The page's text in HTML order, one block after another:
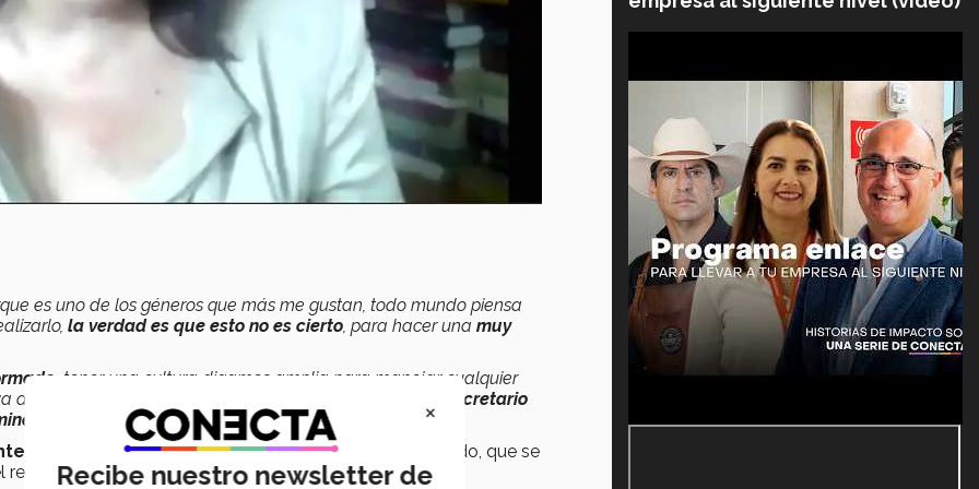
es uno de los géneros que más me gustan, todo mundo piensa
la verdad es que esto no es cierto, para hacer una muy
tener una cultura digamos amplia para manejar cualquier
a tocar ir a entrevistar a algún
funcionario público, al secretario
político ”,puntualizó.
para demostrarle al entrevistado que se está preparado, que se
resultado de la entrevista.
×
Recibe nuestro newsletter de